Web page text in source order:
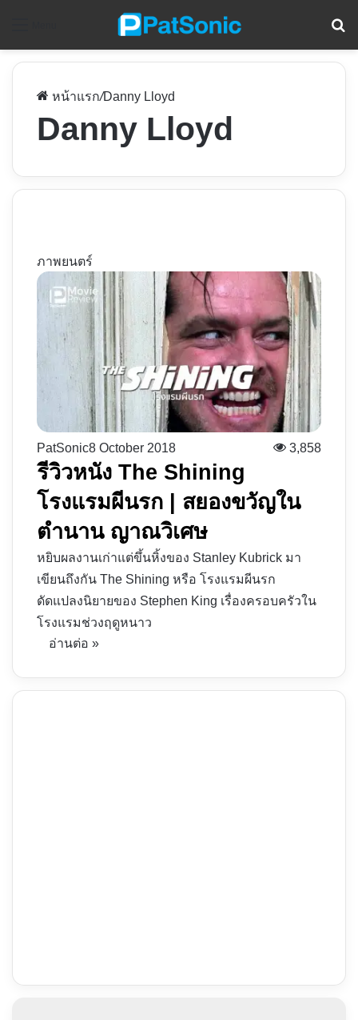
หน้าแรก/Danny Lloyd
Danny Lloyd
ภาพยนตร์
PatSonic8 October 2018 3,858
รีวิวหนัง The Shining
โรงแรมผีนรก | สยองขวัญใน
ตำนาน ญาณวิเศษ
หยิบผลงานเก่าแต่ขึ้นหิ้งของ Stanley Kubrick มา
เขียนถึงกัน The Shining หรือ โรงแรมผีนรก
ดัดแปลงนิยายของ Stephen King เรื่องครอบครัวใน
โรงแรมช่วงฤดูหนาว
อ่านต่อ »